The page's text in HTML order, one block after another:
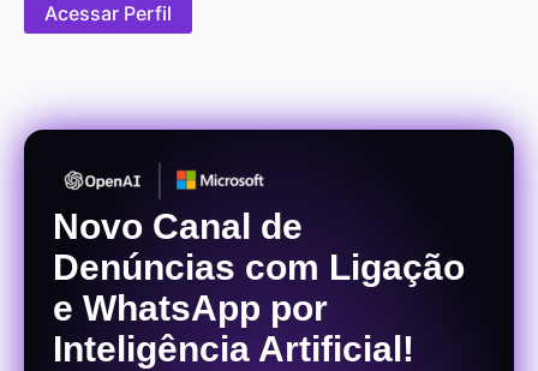
Acessar Perfil
Novo Canal de
Denúncias com Ligação
e WhatsApp por
Inteligência Artificial!